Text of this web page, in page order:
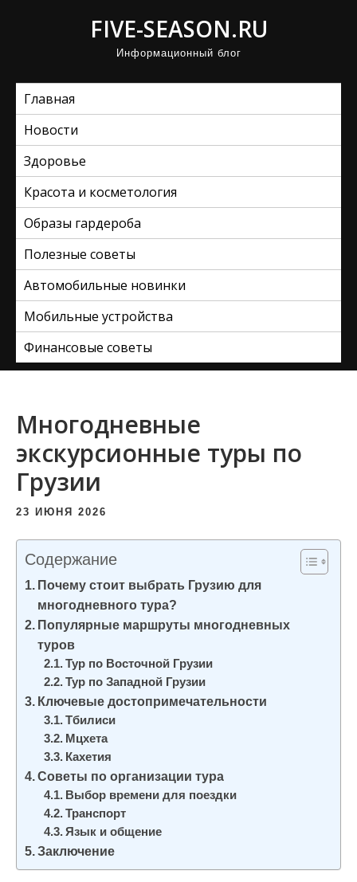
и
FIVE-SEASON.RU
Информационный блог
Главная
Новости
Здоровье
Красота и косметология
Образы гардероба
Полезные советы
Автомобильные новинки
Мобильные устройства
Финансовые советы
Многодневные
экскурсионные туры по
Грузии
23 ИЮНЯ 2026
Содержание
Почему стоит выбрать Грузию для
многодневного тура?
Популярные маршруты многодневных
туров
Тур по Восточной Грузии
Тур по Западной Грузии
Ключевые достопримечательности
Тбилиси
Мцхета
Кахетия
Советы по организации тура
Выбор времени для поездки
Транспорт
Язык и общение
Заключение